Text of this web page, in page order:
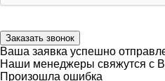
Заказать звонок
Ваша заявка успешно
Наши менеджеры свяжутся с
Произошла ошибка